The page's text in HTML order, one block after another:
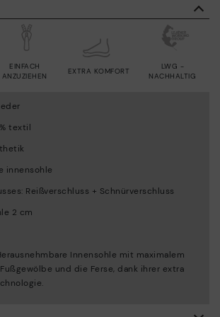
EINFACH
ANZUZIEHEN
EXTRA KOMFORT
LWG -
NACHHALTIG
textil
innensohle
Reißverschluss + Schnürverschluss
2 cm
Innensohle mit maximalem
und die Ferse, dank ihrer extra